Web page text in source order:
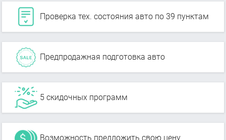
Проверка тех. состояния авто по 39 пунктам
Предпродажная подготовка авто
5 скидочных программ
Возможность предложить свою цену